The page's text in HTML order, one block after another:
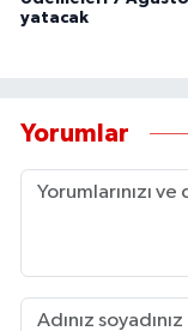
yatacak
Yorumlar
UŞAK